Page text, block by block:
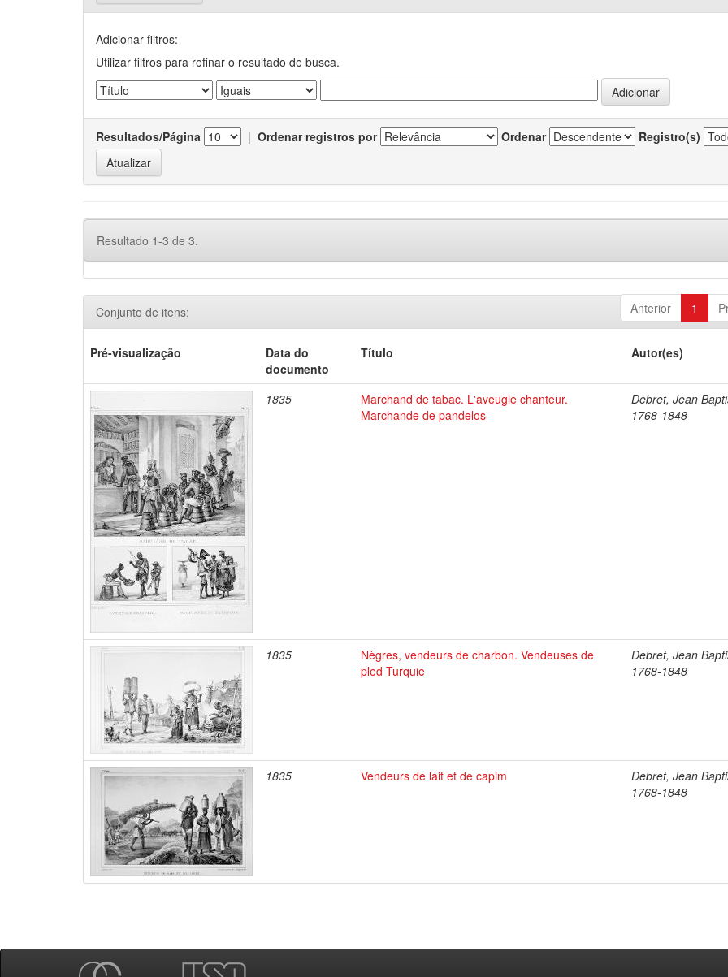
Adicionar filtros:
Utilizar filtros para refinar o resultado de busca.
Resultados/Página | Ordenar registros por Ordenar Registro(s)
Resultado 1-3 de 3.
Anterior 1
Conjunto de itens:
Pré-visualização
Data do
documento
Título Autor(es)
1835
Marchand de tabac. L'aveugle chanteur.
Marchande de pandelos
Debret, Jean
1768-1848
1835
Nègres, vendeurs de charbon. Vendeuses de
pled Turquie
Debret, Jean
1768-1848
1835 Vendeurs de lait et de capim
Debret, Jean
1768-1848